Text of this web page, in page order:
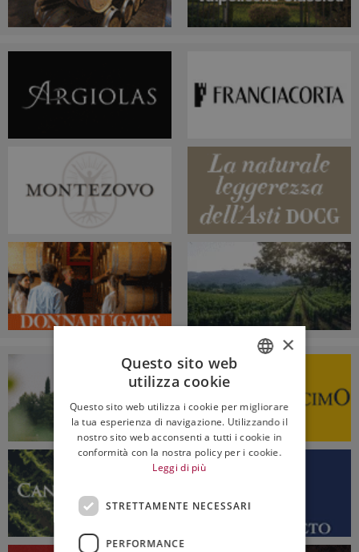
ENGLISH
×
Questo sito web
utilizza cookie
Questo sito web utilizza i cookie per migliorare
la tua esperienza di navigazione. Utilizzando il
nostro sito web acconsenti a tutti i cookie in
conformità con la nostra policy per i cookie.
Leggi di più
STRETTAMENTE NECESSARI
PERFORMANCE